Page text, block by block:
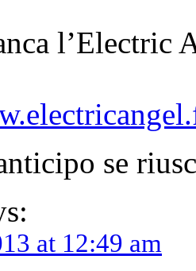
se
at 12:49 am